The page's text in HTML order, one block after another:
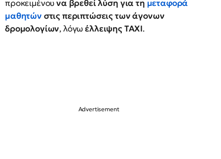
προκειμένουνα βρεθεί λύση για τη μεταφορά
μαθητών στις περιπτώσεις των άγονων
δρομολογίων, λόγωέλλειψης ΤΑΧΙ.